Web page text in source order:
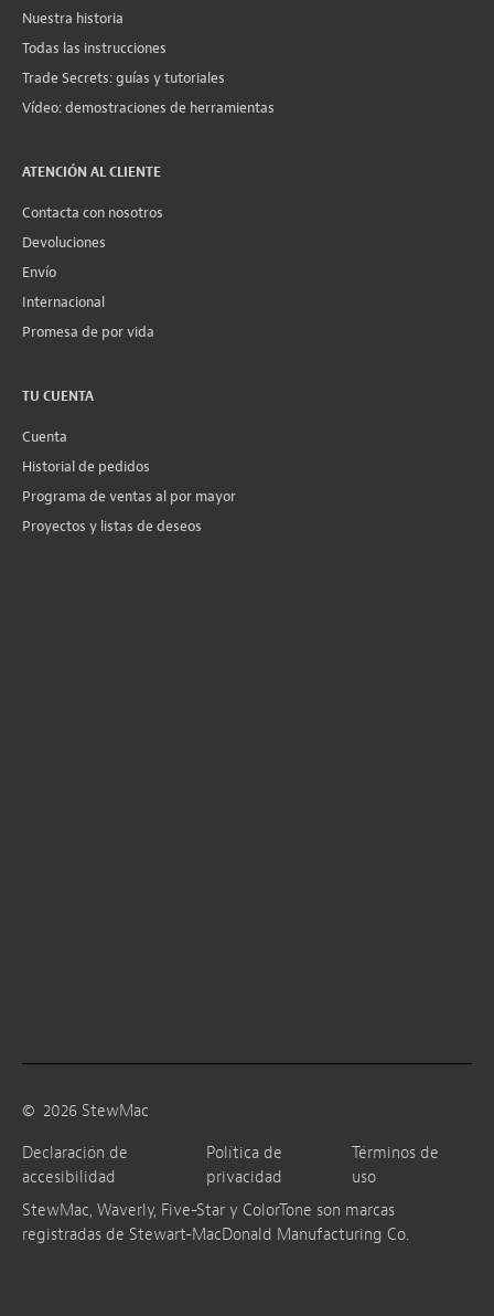
Nuestra historia
Todas las instrucciones
Trade Secrets: guías y tutoriales
Vídeo: demostraciones de herramientas
ATENCIÓN AL CLIENTE
Contacta con nosotros
Devoluciones
Envío
Internacional
Promesa de por vida
TU CUENTA
Cuenta
Historial de pedidos
Programa de ventas al por mayor
Proyectos y listas de deseos
© 2026 StewMac
Declaración de
accesibilidad
Política de
privacidad
Términos de
uso
StewMac, Waverly, Five-Star y ColorTone son marcas
registradas de Stewart-MacDonald Manufacturing Co.